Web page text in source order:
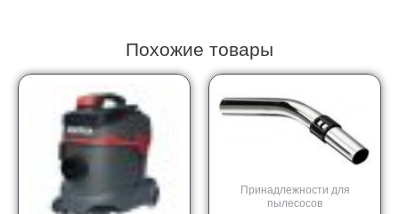
Похожие товары
Принадлежности для
пылесосов